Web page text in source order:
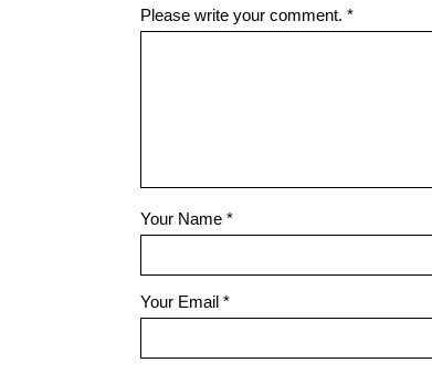
Please write your comment. *
Your Name *
Your Email *